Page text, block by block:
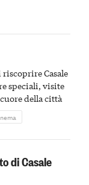
Casale
speciali, visite
della città
di Casale